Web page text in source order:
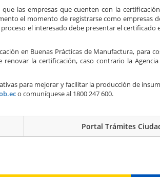
las empresas que cuenten con la
el momento de registrarse como empresas
el interesado debe presentar el
en Buenas Prácticas de Manufactura, para
la certificación, caso contrario la
para mejorar y facilitar la producción de
o comuníquese al 1800 247 600.
Portal Trámites